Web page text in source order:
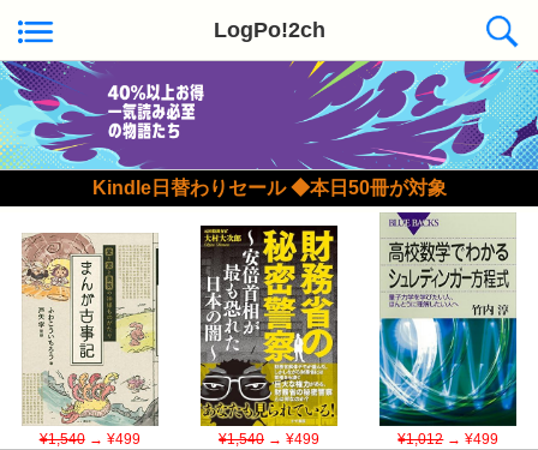
LogPo!2ch
Kindle日替わりセール ◆本日50冊が対象
¥1,540→ ¥499 ¥1,540→ ¥499 ¥1,012→ ¥499